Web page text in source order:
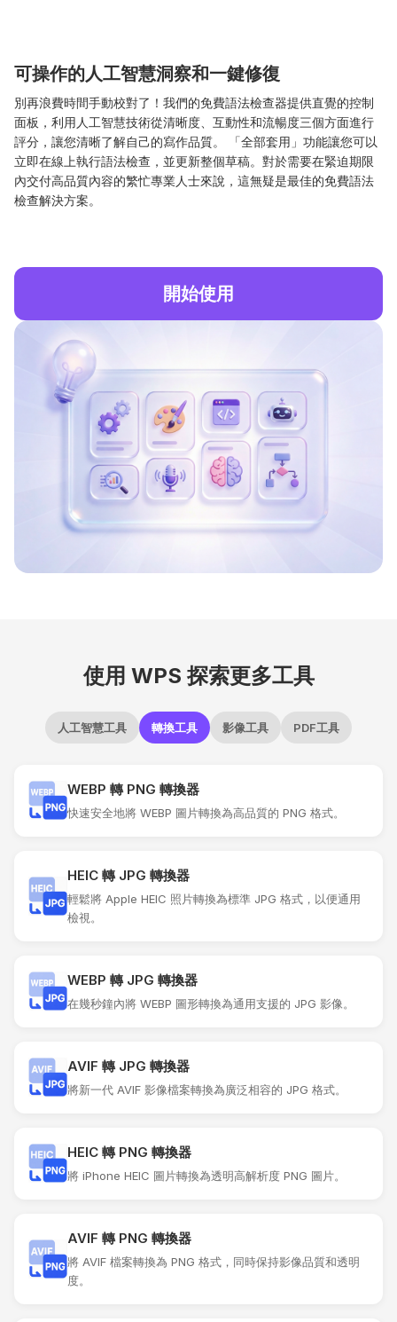
可操作的人工智慧洞察和一鍵修復
別再浪費時間手動校對了！我們的免費語法檢查器提供直覺的控制
面板，利用人工智慧技術從清晰度、互動性和流暢度三個方面進行
評分，讓您清晰了解自己的寫作品質。 「全部套用」功能讓您可以
立即在線上執行語法檢查，並更新整個草稿。對於需要在緊迫期限
內交付高品質內容的繁忙專業人士來說，這無疑是最佳的免費語法
檢查解決方案。
開始使用
使用 WPS 探索更多工具
人工智慧工具 轉換工具 影像工具 PDF工具
WEBP 轉 PNG 轉換器
快速安全地將 WEBP 圖片轉換為高品質的 PNG 格式。
HEIC 轉 JPG 轉換器
輕鬆將 Apple HEIC 照片轉換為標準 JPG 格式，以便通用
檢視。
WEBP 轉 JPG 轉換器
在幾秒鐘內將 WEBP 圖形轉換為通用支援的 JPG 影像。
AVIF 轉 JPG 轉換器
將新一代 AVIF 影像檔案轉換為廣泛相容的 JPG 格式。
HEIC 轉 PNG 轉換器
將 iPhone HEIC 圖片轉換為透明高解析度 PNG 圖片。
AVIF 轉 PNG 轉換器
將 AVIF 檔案轉換為 PNG 格式，同時保持影像品質和透明
度。